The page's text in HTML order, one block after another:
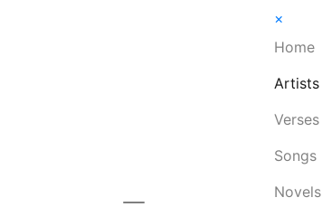
×
Home
Artists
Verses
Songs
Novels